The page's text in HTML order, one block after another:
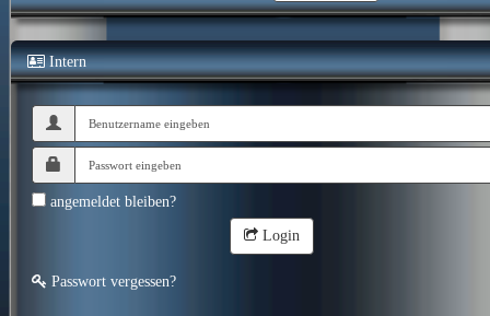
Intern
angemeldet bleiben?
Login
Passwort vergessen?